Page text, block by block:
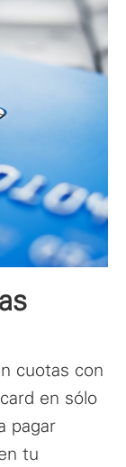
cuotas con
en sólo
pagar
tu